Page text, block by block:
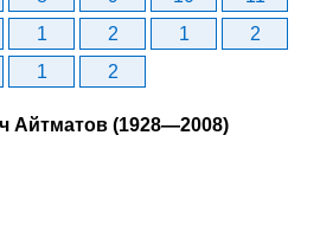
1 2 1
2
1 2
Айтматов (1928—2008)